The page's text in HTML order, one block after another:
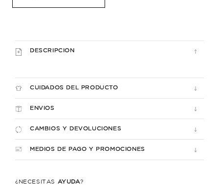
DESCRIPCION
CUIDADOS DEL PRODUCTO
ENVIOS
CAMBIOS Y DEVOLUCIONES
MEDIOS DE PAGO Y PROMOCIONES
¿NECESITÁS AYUDA?